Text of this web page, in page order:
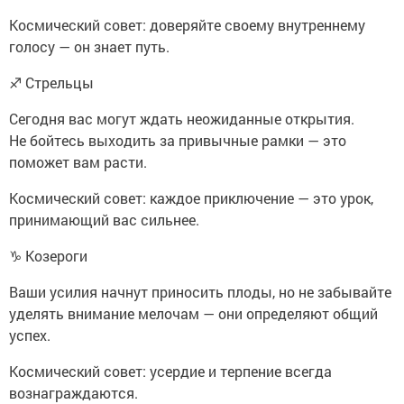
Космический совет: доверяйте своему внутреннему
голосу — он знает путь.
♐ Стрельцы
Сегодня вас могут ждать неожиданные открытия.
Не бойтесь выходить за привычные рамки — это
поможет вам расти.
Космический совет: каждое приключение — это урок,
принимающий вас сильнее.
♑ Козероги
Ваши усилия начнут приносить плоды, но не забывайте
уделять внимание мелочам — они определяют общий
успех.
Космический совет: усердие и терпение всегда
вознаграждаются.